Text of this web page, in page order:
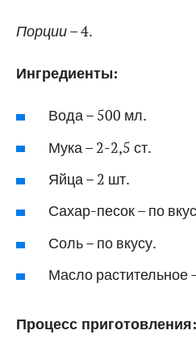
Порции– 4.
Ингредиенты:
Вода – 500 мл.
Мука – 2-2,5 ст.
Яйца – 2 шт.
Сахар-песок – по
Соль – по вкусу.
Масло растительное
Процесс приготовления: